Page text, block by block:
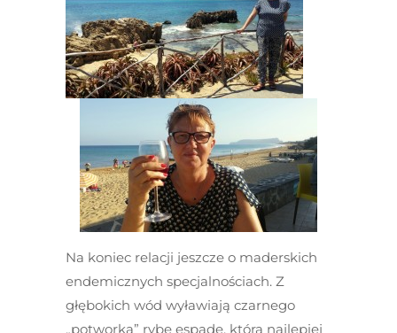
Na koniec relacji jeszcze o maderskich
endemicznych specjalnościach. Z
głębokich wód wyławiają czarnego
„potworka” rybę espadę, która najlepiej